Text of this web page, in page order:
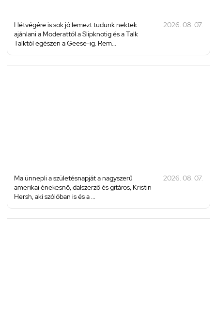
Hétvégére is sok jó lemezt tudunk nektek
ajánlani a Moderattól a Slipknotig és a Talk
Talktól egészen a Geese-ig. Rem...
2026. 08. 07.
Ma ünnepli a születésnapját a nagyszerű
amerikai énekesnő, dalszerző és gitáros, Kristin
Hersh, aki szólóban is és a ...
2026. 08. 07.